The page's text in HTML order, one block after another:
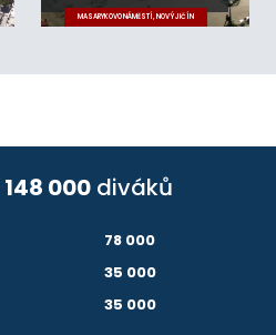
MASARYKOVO NÁMĚSTÍ, NOVÝ JIČÍN
148 000 diváků
78 000
35 000
35 000